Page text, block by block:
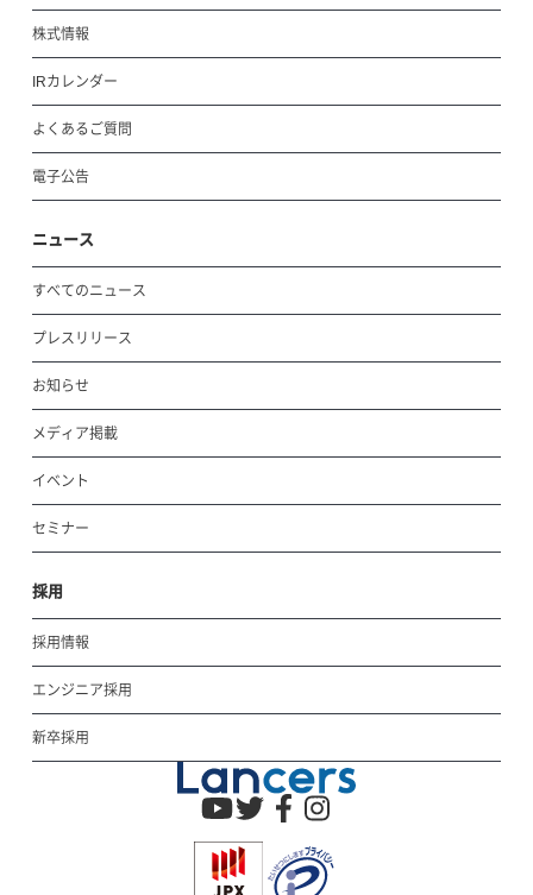
株式情報
IRカレンダー
よくあるご質問
電子公告
ニュース
すべてのニュース
プレスリリース
お知らせ
メディア掲載
イベント
セミナー
採用
採用情報
エンジニア採用
新卒採用